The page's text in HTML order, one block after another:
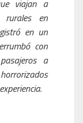
viajan a
rurales en
en un
con
a